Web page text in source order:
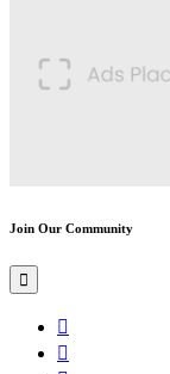
Join Our Community